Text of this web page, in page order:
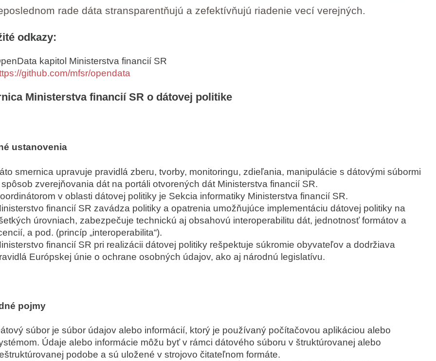
rade dáta stransparentňujú a zefektívňujú riadenie vecí verejných.
odkazy:
kapitol Ministerstva financií SR
github.com/mfsr/opendata
Ministerstva financií SR o dátovej politike
ustanovenia
smernica upravuje pravidlá zberu, tvorby, monitoringu, zdieľania, manipulácie s dátovými súbormi
zverejňovania dát na portáli otvorených dát Ministerstva financií SR.
v oblasti dátovej politiky je Sekcia informatiky Ministerstva financií SR.
financií SR zavádza politiky a opatrenia umožňujúce implementáciu dátovej politiky na
úrovniach, zabezpečuje technickú aj obsahovú interoperabilitu dát, jednotnosť formátov a
a pod. (princíp „interoperabilita“).
financií SR pri realizácii dátovej politiky rešpektuje súkromie obyvateľov a dodržiava
Európskej únie o ochrane osobných údajov, ako aj národnú legislatívu.
pojmy
súbor je súbor údajov alebo informácií, ktorý je používaný počítačovou aplikáciou alebo
Údaje alebo informácie môžu byť v rámci dátového súboru v štruktúrovanej alebo
podobe a sú uložené v strojovo čitateľnom formáte.